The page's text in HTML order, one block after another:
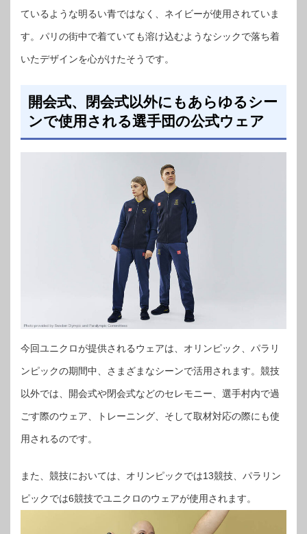
ているような明るい青ではなく、ネイビーが使用されていま
す。パリの街中で着ていても溶け込むようなシックで落ち着
いたデザインを心がけたそうです。
開会式、閉会式以外にもあらゆるシー
ンで使用される選手団の公式ウェア
今回ユニクロが提供されるウェアは、オリンピック、パラリ
ンピックの期間中、さまざまなシーンで活用されます。競技
以外では、開会式や閉会式などのセレモニー、選手村内で過
ごす際のウェア、トレーニング、そして取材対応の際にも使
用されるのです。
また、競技においては、オリンピックでは13競技、パラリン
ピックでは6競技でユニクロのウェアが使用されます。